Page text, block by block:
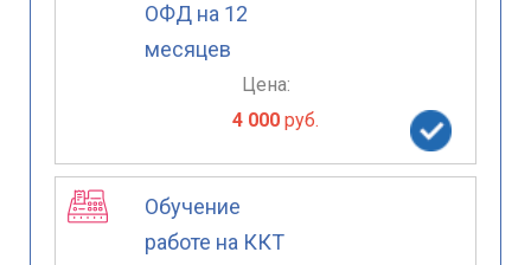
ОФД на 12
месяцев
Цена:
4 000руб.
Обучение
работе на ККТ